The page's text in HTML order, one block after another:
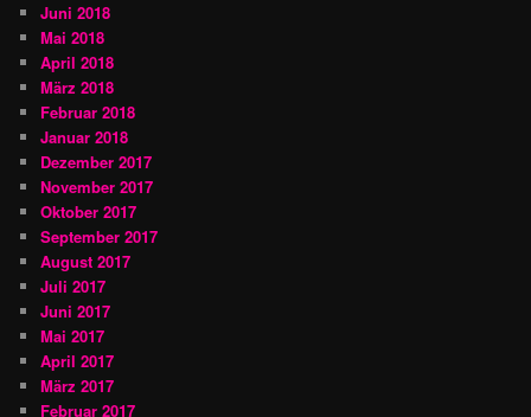
Juni 2018
Mai 2018
April 2018
März 2018
Februar 2018
Januar 2018
Dezember 2017
November 2017
Oktober 2017
September 2017
August 2017
Juli 2017
Juni 2017
Mai 2017
April 2017
März 2017
Februar 2017